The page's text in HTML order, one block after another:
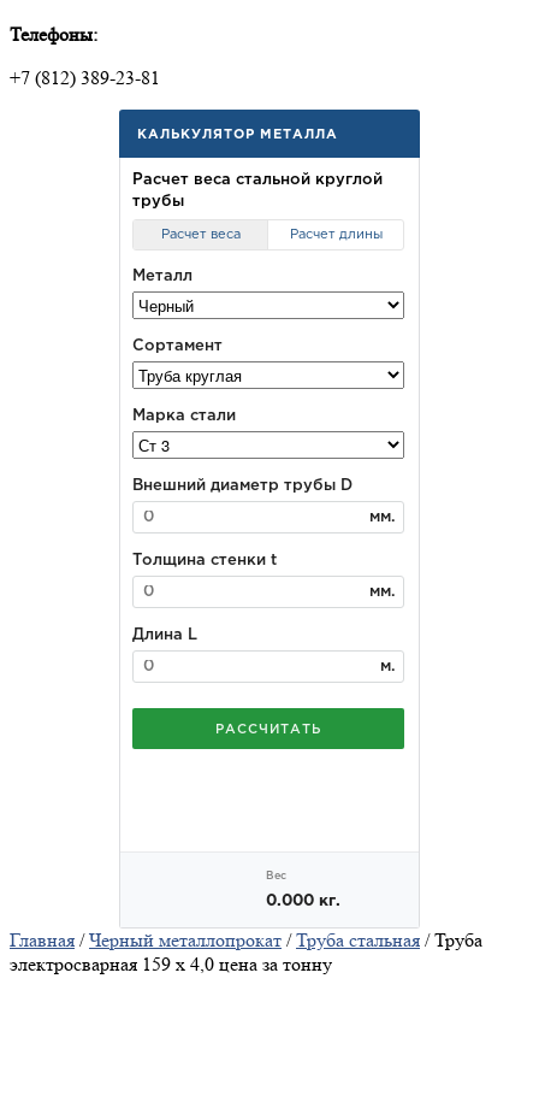
Телефоны:
+7 (812) 389-23-81
Главная /Черный металлопрокат /Труба стальная / Труба
электросварная 159 х 4,0 цена за тонну